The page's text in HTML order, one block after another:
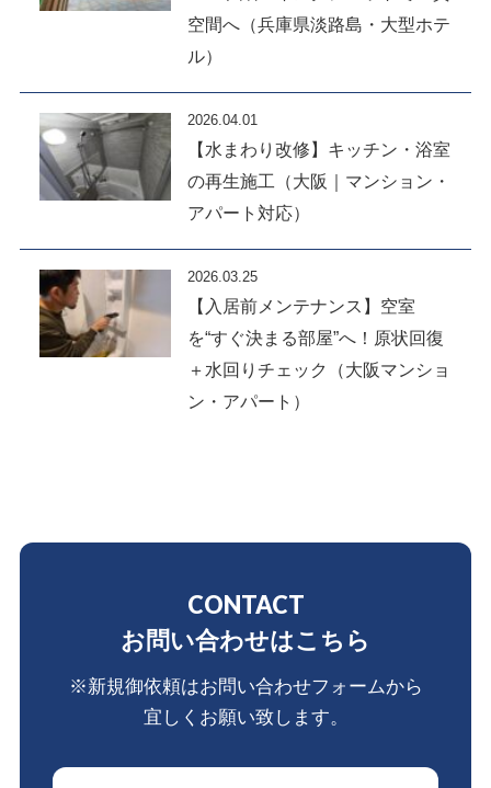
空間へ（兵庫県淡路島・大型ホテ
ル）
2026.04.01
【水まわり改修】キッチン・浴室
の再生施工（大阪｜マンション・
アパート対応）
2026.03.25
【入居前メンテナンス】空室
を“すぐ決まる部屋”へ！原状回復
＋水回りチェック（大阪マンショ
ン・アパート）
CONTACT
お問い合わせはこちら
※新規御依頼はお問い合わせフォームから
宜しくお願い致します。